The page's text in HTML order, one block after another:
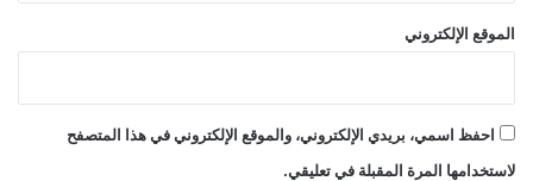
الموقع الإلكتروني
احفظ اسمي، بريدي الإلكتروني، والموقع الإلكتروني في هذا المتصفح
لاستخدامها المرة المقبلة في تعليقي.